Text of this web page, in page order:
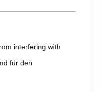
interfering with
für den